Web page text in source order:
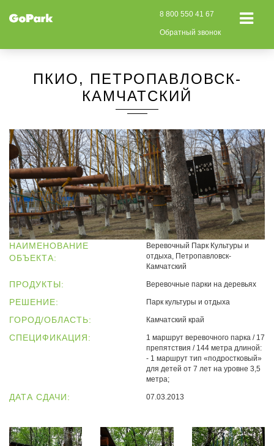
8 800 550 41 67
Обратный звонок
ПКИО, ПЕТРОПАВЛОВСК-
КАМЧАТСКИЙ
НАИМЕНОВАНИЕ
ОБЪЕКТА:
Веревочный Парк Культуры и
отдыха, Петропавловск-
Камчатский
ПРОДУКТЫ: Веревочные парки на деревьях
РЕШЕНИЕ: Парк культуры и отдыха
ГОРОД/ОБЛАСТЬ: Камчатский край
СПЕЦИФИКАЦИЯ:
1 маршрут веревочного парка / 17
препятствия / 144 метра длиной:
- 1 маршрут тип «подростковый»
для детей от 7 лет на уровне 3,5
метра;
ДАТА СДАЧИ: 07.03.2013